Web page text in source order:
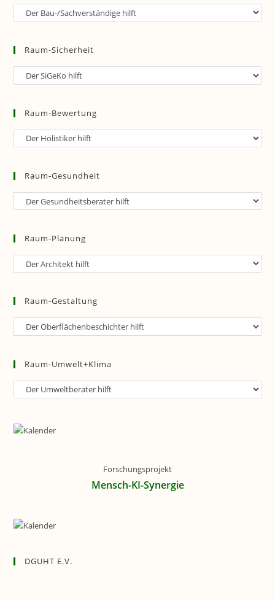
Raum-
Raum-Sicherheit
Raum-
Raum-Bewertung
Raum-
Raum-Gesundheit
Raum-
Raum-Planung
Raum-
Raum-Gestaltung
Raum-
Raum-Umwelt+Klima
Raum-
Forschungsprojekt
Mensch-KI-Synergie
DGUHT E.V.